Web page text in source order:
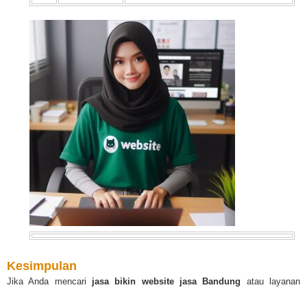
Kesimpulan
Jika Anda mencari jasa bikin website jasa Bandung atau layanan